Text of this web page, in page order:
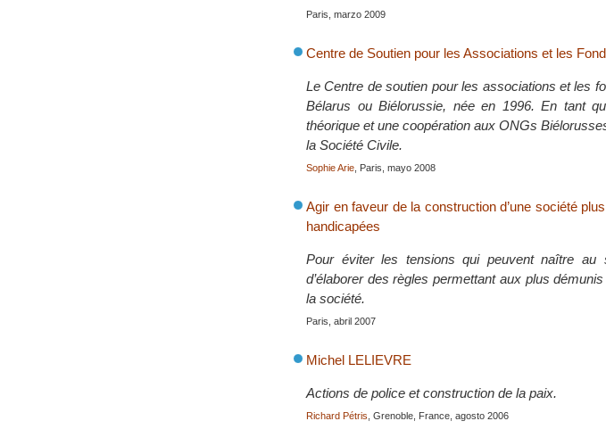
Paris, marzo 2009
Centre de Soutien pour les Associations et les
Le Centre de soutien pour les associations et les
Bélarus ou Biélorussie, née en 1996. En tant
théorique et une coopération aux ONGs
la Société Civile.
Sophie Arie , Paris, mayo 2008
Agir en faveur de la construction d’une société
handicapées
Pour éviter les tensions qui peuvent naître
d’élaborer des règles permettant aux plus
la société.
Paris, abril 2007
Michel LELIEVRE
Actions de police et construction de la paix.
Richard Pétris , Grenoble, France, agosto 2006